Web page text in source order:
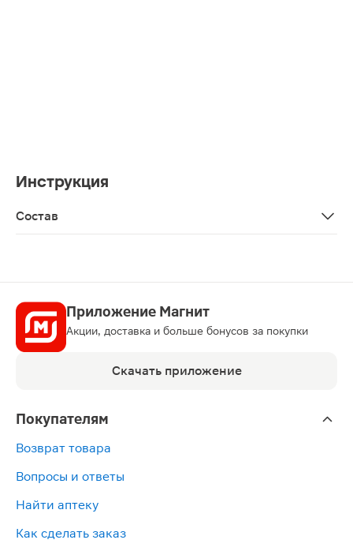
Инструкция
Состав
Приложение Магнит
Акции, доставка и больше бонусов за покупки
Скачать приложение
Покупателям
Возврат товара
Вопросы и ответы
Найти аптеку
Как сделать заказ